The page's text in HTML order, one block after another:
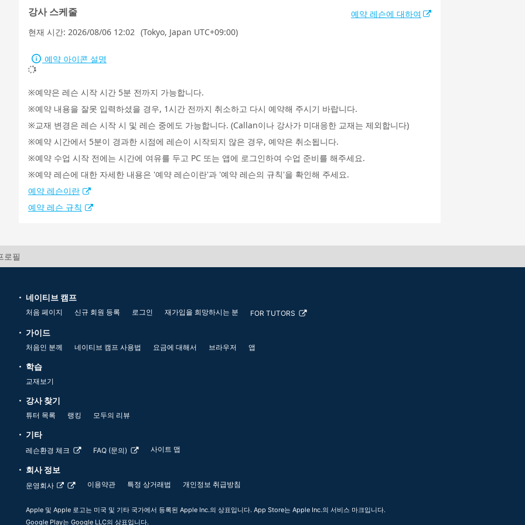
강사 스케줄
예약 레슨에 대하여
현재 시간: 2026/08/06 12:02 (Tokyo, Japan UTC+09:00)
예약 아이콘 설명
예약은 레슨 시작 시간 5분 전까지 가능합니다.
예약 내용을 잘못 입력하셨을 경우, 1시간 전까지 취소하고 다시 예약해 주시기 바랍니다.
교재 변경은 레슨 시작 시 및 레슨 중에도 가능합니다. (Callan이나 강사가 미대응한 교재는 제외합니다)
예약 시간에서 5분이 경과한 시점에 레슨이 시작되지 않은 경우, 예약은 취소됩니다.
예약 수업 시작 전에는 시간에 여유를 두고 PC 또는 앱에 로그인하여 수업 준비를 해주세요.
예약 레슨에 대한 자세한 내용은 '예약 레슨이란'과 '예약 레슨의 규칙'을 확인해 주세요.
예약 레슨이란
예약 레슨 규칙
로필
네이티브 캠프
처음 페이지 신규 회원 등록 로그인 재가입을 희망하시는 분 FOR TUTORS
가이드
처음인 분께 네이티브 캠프 사용법 요금에 대해서 브라우저 앱
학습
교재보기
강사 찾기
튜터 목록 랭킹 모두의 리뷰
기타
레슨환경 체크 FAQ (문의) 사이트 맵
회사 정보
운영회사 이용약관 특정 상거래법 개인정보 취급방침
Apple 및 Apple 로고는 미국 및 기타 국가에서 등록된 Apple Inc.의 상표입니다. App Store는 Apple Inc.의 서비스 마크입니다.
Google Play는 Google LLC의 상표입니다.